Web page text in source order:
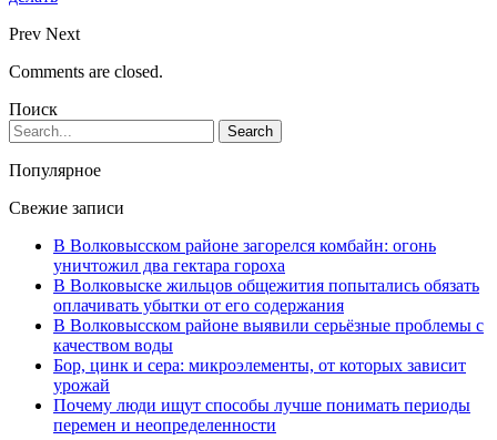
Prev Next
Comments are closed.
Поиск
Популярное
Свежие записи
В Волковысском районе загорелся комбайн: огонь
уничтожил два гектара гороха
В Волковыске жильцов общежития попытались обязать
оплачивать убытки от его содержания
В Волковысском районе выявили серьёзные проблемы с
качеством воды
Бор, цинк и сера: микроэлементы, от которых зависит
урожай
Почему люди ищут способы лучше понимать периоды
перемен и неопределенности